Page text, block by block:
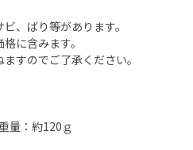
、ばり等があります。
に含みます。
すのでご了承ください。
：約120ｇ